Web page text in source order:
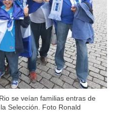
se veían familias entras de
Selección. Foto Ronald